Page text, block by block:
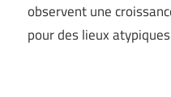
observent une
pour des lieux